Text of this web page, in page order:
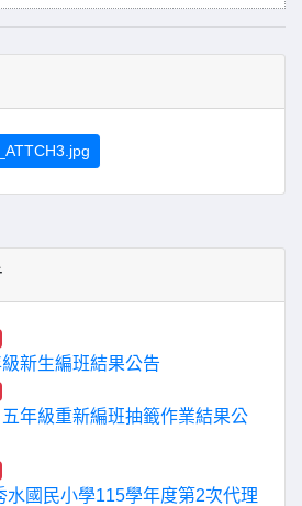
新生編班結果公告
年級重新編班抽籤作業結果公
水國民小學115學年度第2次代理